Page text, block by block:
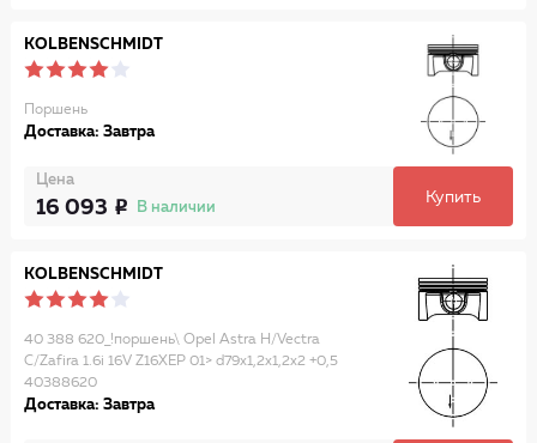
KOLBENSCHMIDT
Поршень
Доставка: Завтра
Цена
16 093 В наличии
Купить
KOLBENSCHMIDT
40 388 620_!поршень\ Opel Astra H/Vectra
C/Zafira 1.6i 16V Z16XEP 01> d79x1,2x1,2x2 +0,5
40388620
Доставка: Завтра